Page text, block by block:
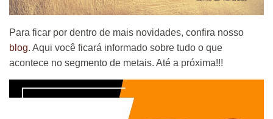
Para ficar por dentro de mais novidades, confira nosso
blog. Aqui você ficará informado sobre tudo o que
acontece no segmento de metais. Até a próxima!!!